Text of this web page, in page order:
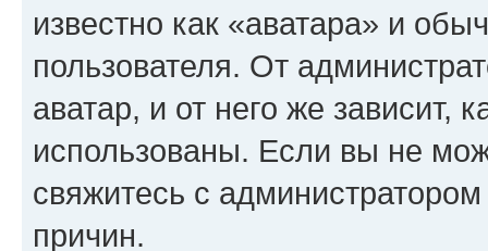
известно как «аватара» и
пользователя. От
аватар, и от него же зависит,
использованы. Если вы не
свяжитесь с
причин.